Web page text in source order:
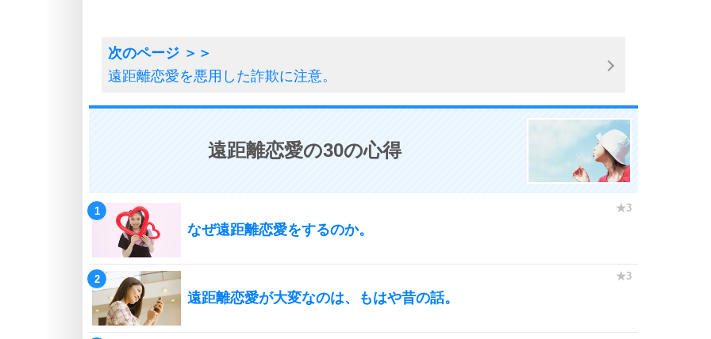
遠距離恋愛を悪用した詐欺に注意。
遠距離恋愛の30の心得
なぜ遠距離恋愛をするのか。
遠距離恋愛が大変なのは、もはや昔の話。